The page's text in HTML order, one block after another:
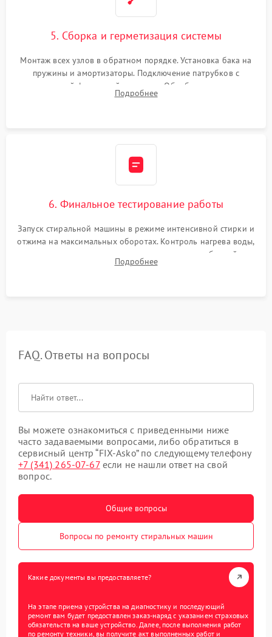
5. Сборка и герметизация системы
Монтаж всех узлов в обратном порядке. Установка бака на
пружины и амортизаторы. Подключение патрубков с
надежной фиксацией хомутами. Обработка стыков
герметиком для предотвращения возможных протечек воды.
Подробнее
6. Финальное тестирование работы
Запуск стиральной машины в режиме интенсивной стирки и
отжима на максимальных оборотах. Контроль нагрева воды,
корректности слива, отсутствия излишних вибраций,
посторонних стуков и протечек под корпусом.
Подробнее
FAQ. Ответы на вопросы
Вы можете ознакомиться с приведенными ниже
часто задаваемыми вопросами, либо обратиться в
сервисный центр “FIX-Asko” по следующему телефону
+7 (341) 265-07-67если не нашли ответ на свой
вопрос.
Общие вопросы
Вопросы по ремонту стиральных машин
Какие документы вы предоставляете?
На этапе приема устройства на диагностику и последующий
ремонт вам будет предоставлен заказ-наряд с указанием страховых
обязательств на ваше устройство. Далее, после выполнения работ
по ремонту техники, вы получите акт выполненных работ и